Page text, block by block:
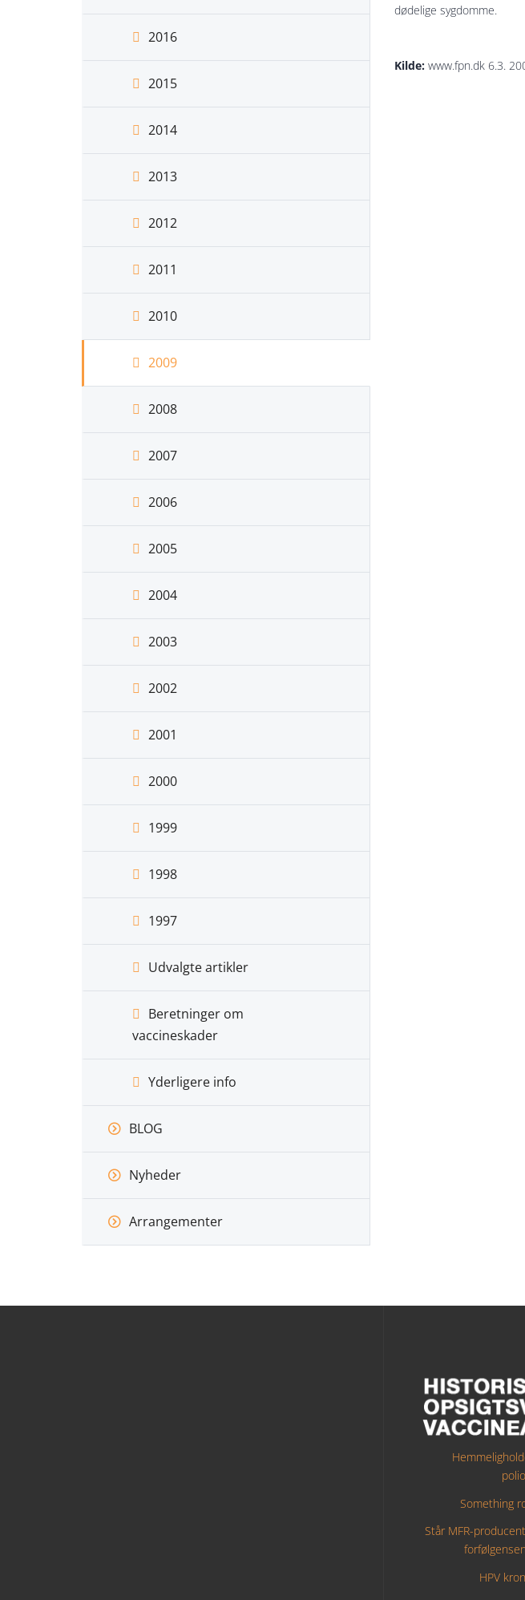
2016
2015
2014
2013
2012
2011
2010
2009
2008
2007
2006
2005
2004
2003
2002
2001
2000
1999
1998
1997
Udvalgte artikler
Beretninger om
vaccineskader
Yderligere info
BLOG
Nyheder
Arrangementer
dødelige sygdomme.
Kilde: www.fpn.dk 6.3.
Something
Står MFR-
HPV